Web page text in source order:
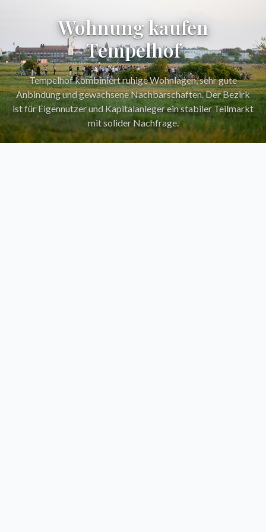
Wohnung kaufen
Tempelhof
Tempelhof kombiniert ruhige Wohnlagen, sehr gute
Anbindung und gewachsene Nachbarschaften. Der Bezirk
ist für Eigennutzer und Kapitalanleger ein stabiler Teilmarkt
mit solider Nachfrage.